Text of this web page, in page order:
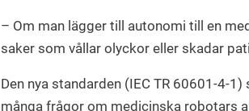
– Om man lägger till autonomi till en
saker som vållar olyckor eller skadar
Den nya standarden (IEC TR 60601-4-
många frågor om medicinska robotars